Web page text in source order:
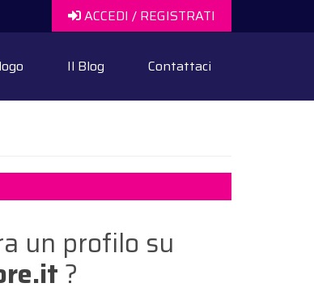
ACCEDI / REGISTRATI
Il Blog Contattaci
un profilo su
?